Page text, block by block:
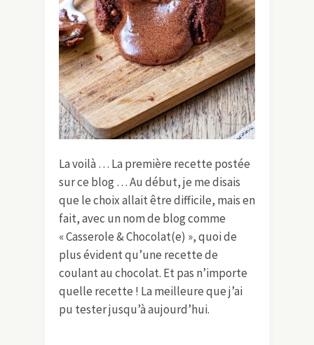
La voilà … La première recette postée
sur ce blog … Au début, je me disais
que le choix allait être difficile, mais en
fait, avec un nom de blog comme
« Casserole & Chocolat(e) », quoi de
plus évident qu’une recette de
coulant au chocolat. Et pas n’importe
quelle recette ! La meilleure que j’ai
pu tester jusqu’à aujourd’hui.